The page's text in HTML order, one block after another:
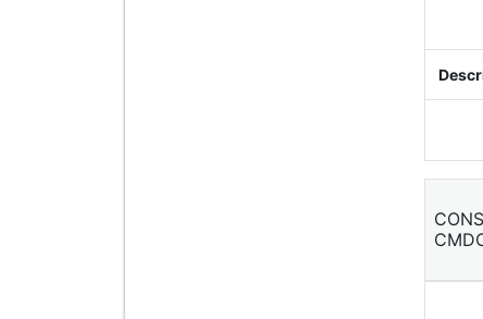
CONSELHO MUNICIPAL DOS DIREITOS DA CRIANÇA E DO ADOLESCENTE –